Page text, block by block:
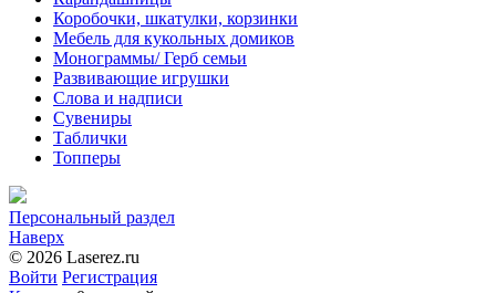
Коробочки, шкатулки, корзинки
Мебель для кукольных домиков
Монограммы/ Герб семьи
Развивающие игрушки
Слова и надписи
Сувениры
Таблички
Топперы
Персональный раздел
Наверх
© 2026 Laserez.ru
Войти Регистрация